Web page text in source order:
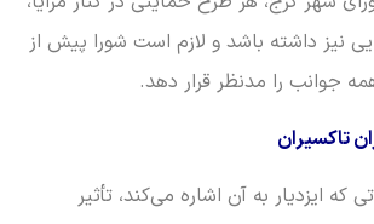
نیز داشته باشد و لازم است شورا پیش از
جوانب را مدنظر قرار دهد.
تاکسیران
که ایزدیار به آن اشاره می‌کند، تأثیر